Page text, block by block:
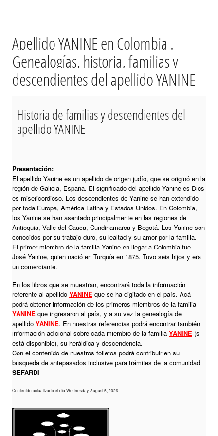
Apellido YANINE en Colombia .
Genealogías, historia, familias y
descendientes del apellido YANINE
Historia de familias y descendientes del
apellido YANINE
Presentación:
El apellido Yanine es un apellido de origen judío, que se originó en la
región de Galicia, España. El significado del apellido Yanine es Dios
es misericordioso. Los descendientes de Yanine se han extendido
por toda Europa, América Latina y Estados Unidos. En Colombia,
los Yanine se han asentado principalmente en las regiones de
Antioquia, Valle del Cauca, Cundinamarca y Bogotá. Los Yanine son
conocidos por su trabajo duro, su lealtad y su amor por la familia.
El primer miembro de la familia Yanine en llegar a Colombia fue
José Yanine, quien nació en Turquía en 1875. Tuvo seis hijos y era
un comerciante.
En los libros que se muestran, encontrará toda la información
referente al apellido YANINE que se ha digitado en el país. Acá
podrá obtener información de los primeros miembros de la familia
YANINE que ingresaron al país, y a su vez la genealogía del
apellido YANINE. En nuestras referencias podrá encontrar también
información adicional sobre cada miembro de la familia YANINE (si
está disponible), su heráldica y descendencia.
Con el contenido de nuestros folletos podrá contribuir en su
búsqueda de antepasados inclusive para trámites de la comunidad
SEFARDI
Contenido actualizado el día Wednesday, August 5, 2026